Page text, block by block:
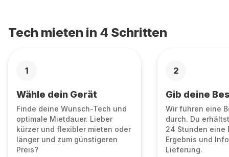
Tech mieten in 4 Schritten
1
Wähle dein Gerät
Finde deine Wunsch-Tech und
optimale Mietdauer. Lieber
kürzer und flexibler mieten oder
länger und zum günstigeren
Preis?
2
Gib deine
Wir führen eine
durch. Du
24 Stunden eine
Ergebnis und
Lieferung.